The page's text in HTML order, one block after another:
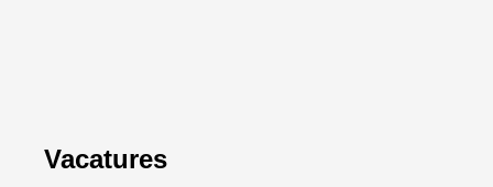
Vacatures